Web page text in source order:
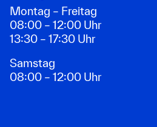
Montag – Freitag
08:00 – 12:00 Uhr
13:30 – 17:30 Uhr
Samstag
08:00 – 12:00 Uhr